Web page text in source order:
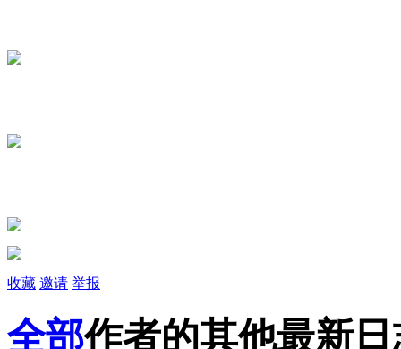
收藏 邀请 举报
全部作者的其他最新日